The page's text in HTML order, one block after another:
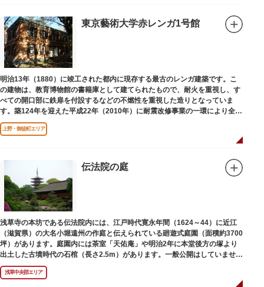
東京藝術大学赤レンガ1号館
明治13年（1880）に竣工された都内に現存する最古のレンガ建築です。こ
の建物は、教育博物館の書籍庫として建てられたもので、耐火を重視し、す
べての開口部に鉄扉を付設するなどの不燃性を重視した造りとなっていま
す。築124年を迎えた平成22年（2010年）に耐震改修事業の一環により全面
改修が施されました。
上野・御徒町エリア
伝法院の庭
浅草寺の本坊である伝法院内には、江戸時代寛永年間（1624～44）に近江
（滋賀県）の大名小堀遠州の作庭と伝えられている廻遊式庭園（面積約3700
坪）があります。庭園内には茶室「天佑庵」や明治2年に本堂後方の塚より
出土した古墳時代の石棺（長さ2.5m）があります。一般公開はしていません
が、不定期で特別公開されることがあります。
浅草中央部エリア